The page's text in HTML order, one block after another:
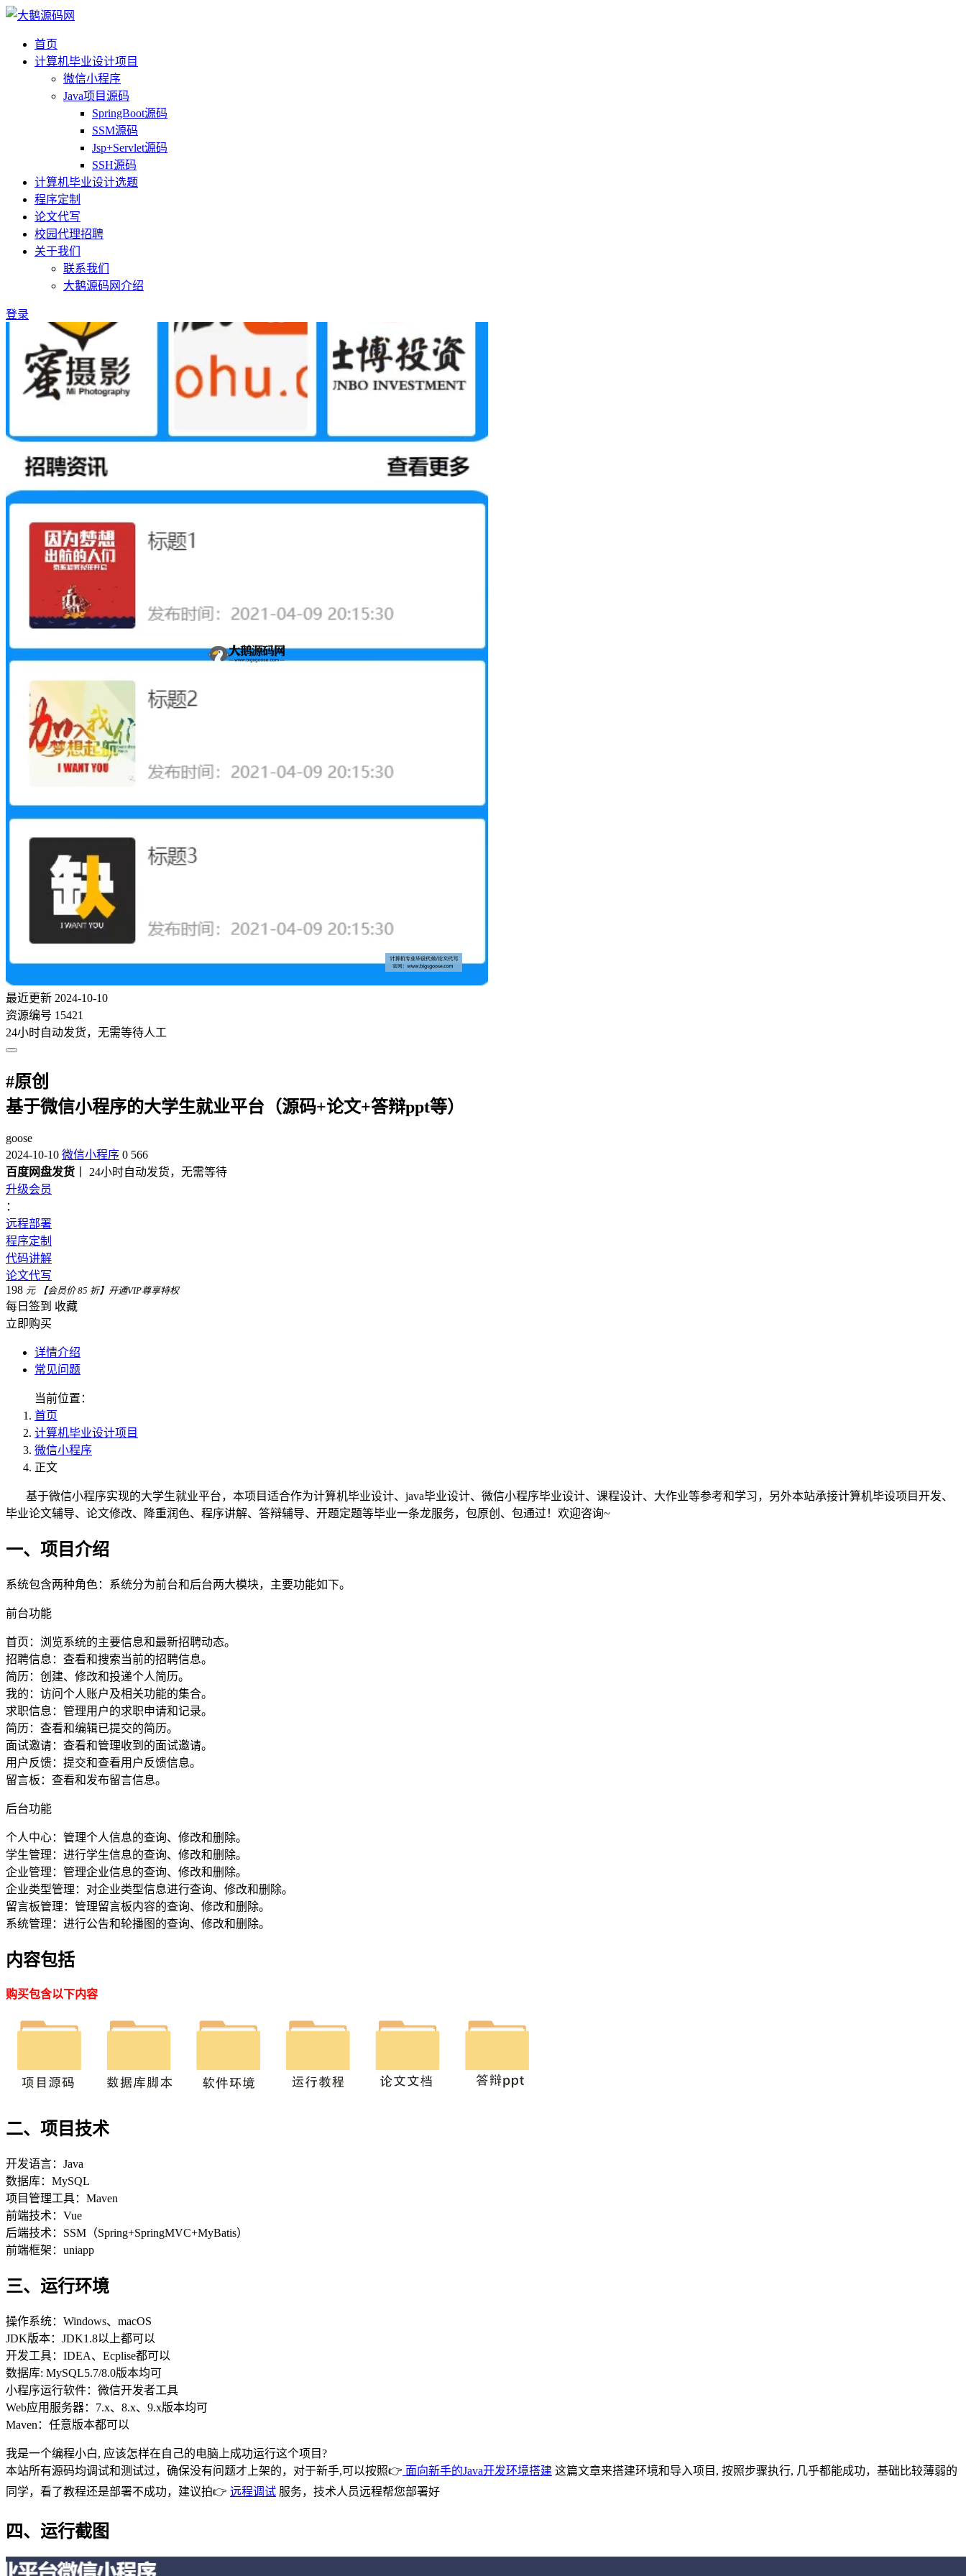
首页
计算机毕业设计项目
微信小程序
Java项目源码
SpringBoot源码
SSM源码
Jsp+Servlet源码
SSH源码
计算机毕业设计选题
程序定制
论文代写
校园代理招聘
关于我们
联系我们
大鹅源码网介绍
登录
最近更新 2024-10-10
资源编号 15421
24小时自动发货，无需等待人工
#原创
基于微信小程序的大学生就业平台（源码+论文+答辩ppt等）
goose
2024-10-10 微信小程序 0 566
百度网盘发货 丨 24小时自动发货，无需等待
升级会员
：
远程部署
程序定制
代码讲解
论文代写
198 元 【会员价 85 折】开通VIP尊享特权
每日签到 收藏
立即购买
详情介绍
常见问题
当前位置：
首页
计算机毕业设计项目
微信小程序
正文
基于微信小程序实现的大学生就业平台，本项目适合作为计算机毕业设计、java毕业设计、微信小程序毕业设计、课程设计、大作业等参考和学习，另外本站承接计算机毕设项目开发、
毕业论文辅导、论文修改、降重润色、程序讲解、答辩辅导、开题定题等毕业一条龙服务，包原创、包通过！欢迎咨询~
一、项目介绍
系统包含两种角色：系统分为前台和后台两大模块，主要功能如下。
前台功能
首页：浏览系统的主要信息和最新招聘动态。
招聘信息：查看和搜索当前的招聘信息。
简历：创建、修改和投递个人简历。
我的：访问个人账户及相关功能的集合。
求职信息：管理用户的求职申请和记录。
简历：查看和编辑已提交的简历。
面试邀请：查看和管理收到的面试邀请。
用户反馈：提交和查看用户反馈信息。
留言板：查看和发布留言信息。
后台功能
个人中心：管理个人信息的查询、修改和删除。
学生管理：进行学生信息的查询、修改和删除。
企业管理：管理企业信息的查询、修改和删除。
企业类型管理：对企业类型信息进行查询、修改和删除。
留言板管理：管理留言板内容的查询、修改和删除。
系统管理：进行公告和轮播图的查询、修改和删除。
内容包括
购买包含以下内容
二、项目技术
开发语言：Java
数据库：MySQL
项目管理工具：Maven
前端技术：Vue
后端技术：SSM（Spring+SpringMVC+MyBatis）
前端框架：uniapp
三、运行环境
操作系统：Windows、macOS
JDK版本：JDK1.8以上都可以
开发工具：IDEA、Ecplise都可以
数据库: MySQL5.7/8.0版本均可
小程序运行软件：微信开发者工具
Web应用服务器：7.x、8.x、9.x版本均可
Maven：任意版本都可以
我是一个编程小白, 应该怎样在自己的电脑上成功运行这个项目?
本站所有源码均调试和测试过，确保没有问题才上架的，对于新手,可以按照👉 面向新手的Java开发环境搭建 这篇文章来搭建环境和导入项目, 按照步骤执行, 几乎都能成功，基础比较薄弱的
同学，看了教程还是部署不成功，建议拍👉 远程调试 服务，技术人员远程帮您部署好
四、运行截图